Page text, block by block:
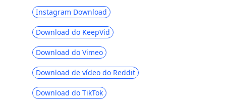
Por que o Facebook sempre pára e como
consertar isso [2023]
Por que o Facebook é tão lento? Corrigir
no PC e no telefone [atualização 2023]
Como adicionar música à postagem do
Facebook [Perfil e história]
Instagram Download
Download do KeepVid
Download do Vimeo
Download de vídeo do Reddit
Download do TikTok